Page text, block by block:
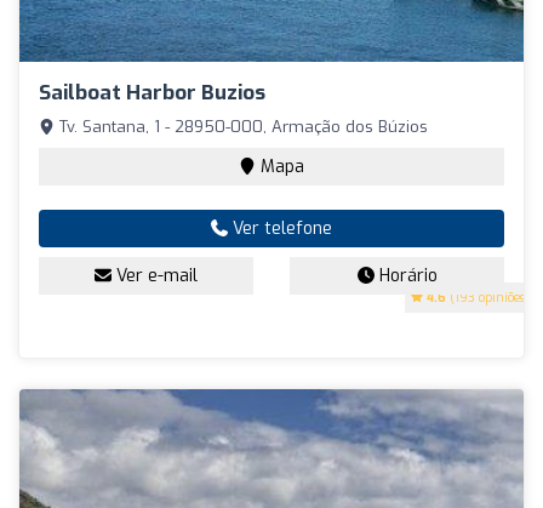
Sailboat Harbor Buzios
4.6 (193 opiniões)
Tv. Santana, 1 - 28950-000, Armação dos Búzios
Mapa
Ver telefone
Ver e-mail Horário